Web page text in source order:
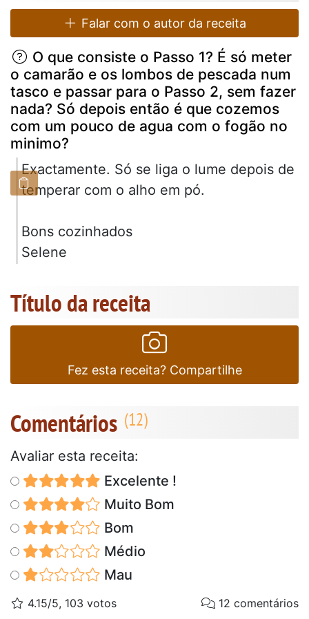
Falar com o autor da receita
O que consiste o Passo 1? É só meter
o camarão e os lombos de pescada num
tasco e passar para o Passo 2, sem fazer
nada? Só depois então é que cozemos
com um pouco de agua com o fogão no
minimo?
Exactamente. Só se liga o lume depois de
temperar com o alho em pó.
Bons cozinhados
Selene
Título da receita
Fez esta receita? Compartilhe
Comentários
Avaliar esta receita:
Excelente !
Muito Bom
Bom
Médio
Mau
4.15/5, 103 votos 12 comentários